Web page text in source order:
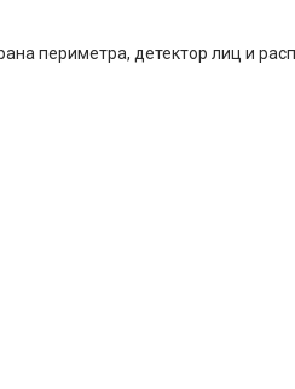
периметра, детектор лиц и